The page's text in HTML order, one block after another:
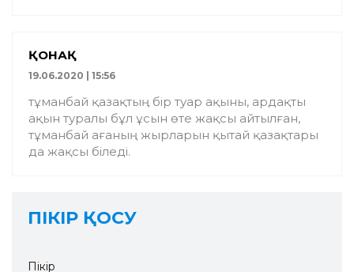
ҚОНАҚ
19.06.2020 | 15:56
тұманбай қазақтың бір туар ақыны, ардақты
ақын туралы бұл ұсын өте жақсы айтылған,
тұманбай ағаның жырларын қытай қазақтары
да жақсы біледі.
ПІКІР ҚОСУ
Пікір